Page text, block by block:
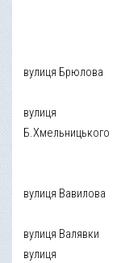
вулиця Брюлова
вулиця
Б.Хмельницького
вулиця Вавилова
вулиця Валявки
вулиця